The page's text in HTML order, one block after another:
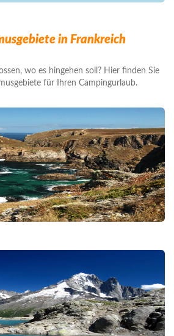
in Frankreich
wo es hingehen soll? Hier finden Sie
für Ihren Campingurlaub.